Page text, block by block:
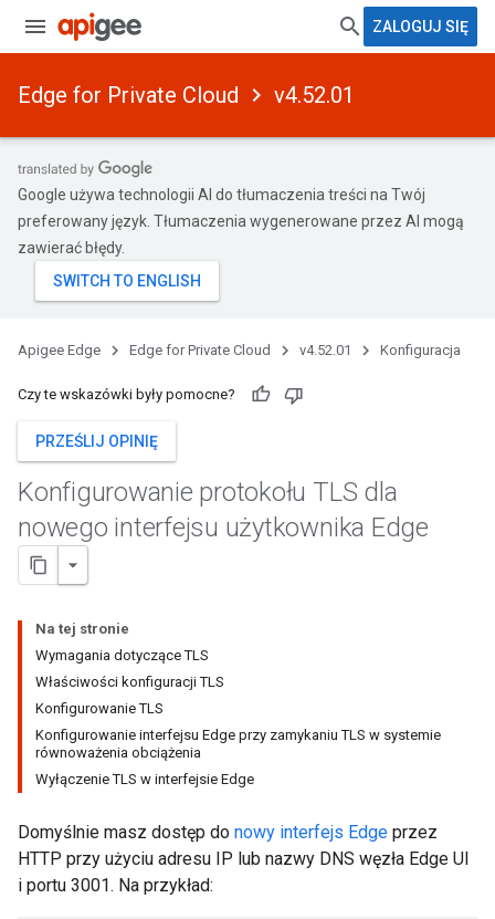
ZALOGUJ SIĘ
Edge for Private Cloud v4.52.01
Google używa technologii AI do tłumaczenia treści na Twój
preferowany język. Tłumaczenia wygenerowane przez AI mogą
zawierać błędy.
Apigee Edge Edge for Private Cloud v4.52.01 Konfiguracja
Czy te wskazówki były pomocne?
PRZEŚLIJ OPINIĘ
Konfigurowanie protokołu TLS dla
nowego interfejsu użytkownika Edge
Na tej stronie
Wymagania dotyczące TLS
Właściwości konfiguracji TLS
Konfigurowanie TLS
Konfigurowanie interfejsu Edge przy zamykaniu TLS w systemie
równoważenia obciążenia
Wyłączenie TLS w interfejsie Edge
Domyślnie masz dostęp do nowy interfejs Edge przez
HTTP przy użyciu adresu IP lub nazwy DNS węzła Edge UI
i portu 3001. Na przykład: